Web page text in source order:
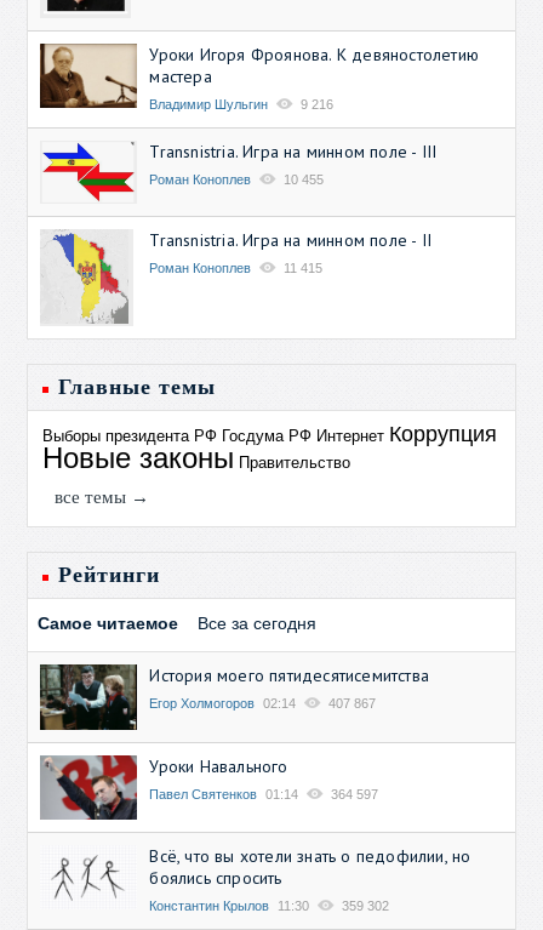
Уроки Игоря Фроянова. К девяностолетию
мастера
Владимир Шульгин 9 216
Transnistria. Игра на минном поле - III
Роман Коноплев 10 455
Transnistria. Игра на минном поле - II
Роман Коноплев 11 415
Главные темы
Выборы президента РФ Госдума РФ Интернет Коррупция
Новые законы Правительство
все темы →
Рейтинги
Самое читаемое Все за сегодня
История моего пятидесятисемитства
Егор Холмогоров 02:14 407 867
Уроки Навального
Павел Святенков 01:14 364 597
Всё, что вы хотели знать о педофилии, но
боялись спросить
Константин Крылов 11:30 359 302